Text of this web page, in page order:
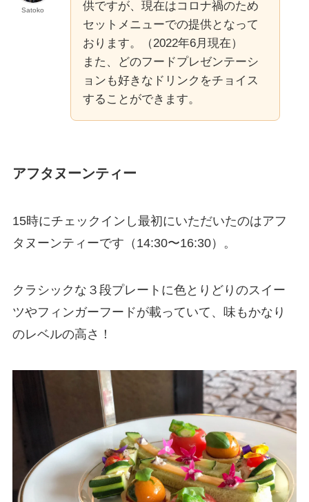
Satoko
供ですが、現在はコロナ禍のため
セットメニューでの提供となって
おります。（2022年6月現在）
また、どのフードプレゼンテーシ
ョンも好きなドリンクをチョイス
することができます。
アフタヌーンティー
15時にチェックインし最初にいただいたのはアフ
タヌーンティーです（14:30〜16:30）。
クラシックな３段プレートに色とりどりのスイー
ツやフィンガーフードが載っていて、味もかなり
のレベルの高さ！